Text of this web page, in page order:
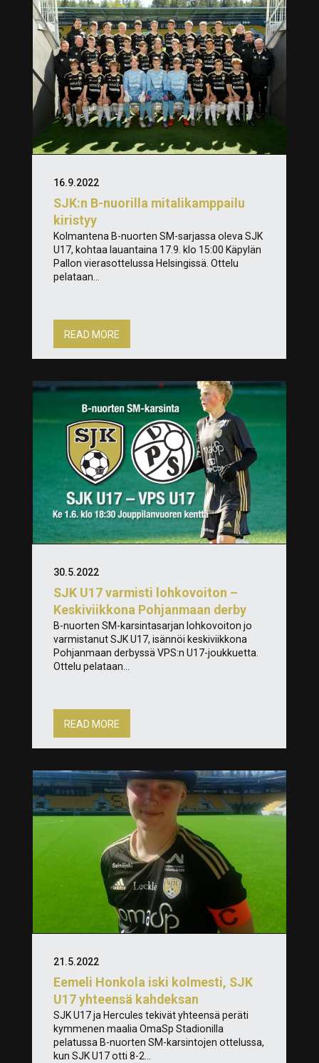
SJK:n B-nuorilla mitalikamppailu
kiristyy
16.9.2022
Kolmantena B-nuorten SM-sarjassa oleva SJK
U17, kohtaa lauantaina 17.9. klo 15:00 Käpylän
Pallon vierasottelussa Helsingissä. Ottelu
pelataan...
READ MORE
SJK U17 varmisti lohkovoiton –
Keskiviikkona Pohjanmaan derby
30.5.2022
B-nuorten SM-karsintasarjan lohkovoiton jo
varmistanut SJK U17, isännöi keskiviikkona
Pohjanmaan derbyssä VPS:n U17-joukkuetta.
Ottelu pelataan...
READ MORE
Eemeli Honkola iski kolmesti, SJK
U17 yhteensä kahdeksan
21.5.2022
SJK U17 ja Hercules tekivät yhteensä peräti
kymmenen maalia OmaSp Stadionilla
pelatussa B-nuorten SM-karsintojen ottelussa,
kun SJK U17 otti 8-2...